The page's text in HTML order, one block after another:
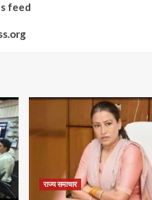
feed
राज्य समाचार